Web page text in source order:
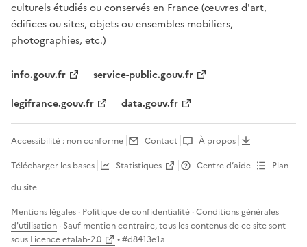
culturels étudiés ou conservés en France (œuvres d'art,
édifices ou sites, objets ou ensembles mobiliers,
photographies, etc.)
info.gouv.fr
service-public.gouv.fr
legifrance.gouv.fr
data.gouv.fr
Accessibilité : non conforme Contact
À propos
Télécharger les bases
Statistiques Centre d’aide
Plan
du site
Mentions légales · Politique de confidentialité ·Conditions générales
d'utilisation · Sauf mention contraire, tous les contenus de ce site sont
sous Licence etalab-2.0 • #d8413e1a